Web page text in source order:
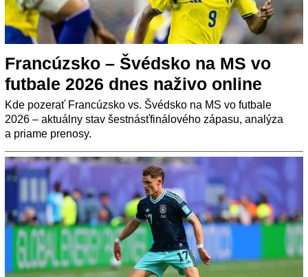
Francúzsko – Švédsko na MS vo
futbale 2026 dnes naživo online
Kde pozerať Francúzsko vs. Švédsko na MS vo futbale
2026 – aktuálny stav šestnásťfinálového zápasu, analýza
a priame prenosy.